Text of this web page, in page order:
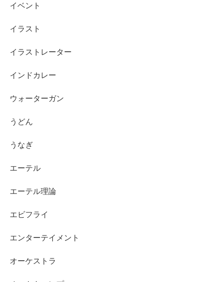
イベント
イラスト
イラストレーター
インドカレー
ウォーターガン
うどん
うなぎ
エーテル
エーテル理論
エビフライ
エンターテイメント
オーケストラ